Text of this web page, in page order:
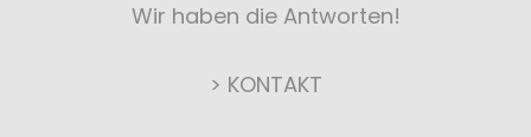
Wir haben die Antworten!
> KONTAKT